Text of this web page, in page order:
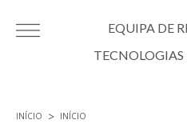
EQUIPA DE
INÍCIO INÍCIO